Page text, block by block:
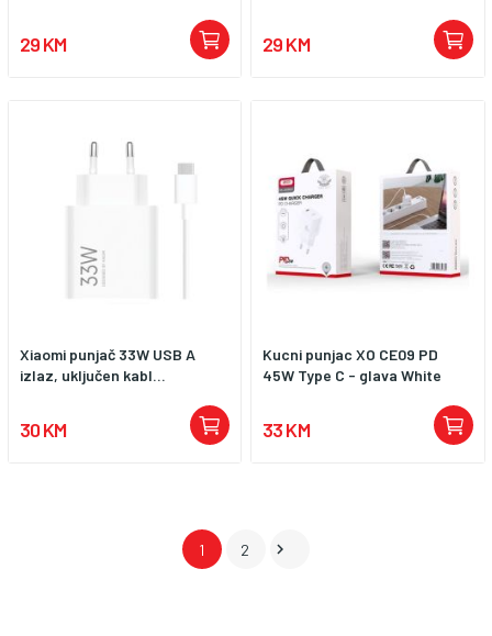
29 KM 29 KM
Xiaomi punjač 33W USB A
izlaz, uključen kabl...
30 KM
Kucni punjac XO CE09 PD
45W Type C - glava White
33 KM
1 2 